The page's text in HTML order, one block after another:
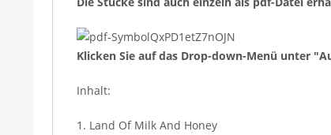
Klicken Sie auf das Drop-down-Menü unter
Inhalt:
1. Land Of Milk And Honey